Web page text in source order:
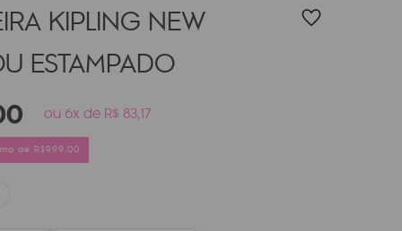
KIPLING NEW
ESTAMPADO
ou 6x de R$ 83,17
de R$999,00